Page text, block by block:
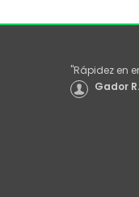
"Rápidez en
Gador R.